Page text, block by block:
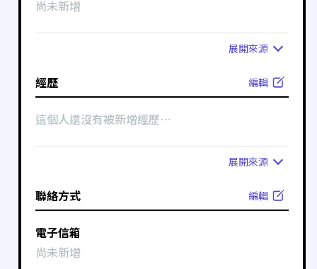
尚未新增
展開來源
經歷 編輯
這個人還沒有被新增經歷⋯
展開來源
聯絡方式 編輯
電子信箱
尚未新增